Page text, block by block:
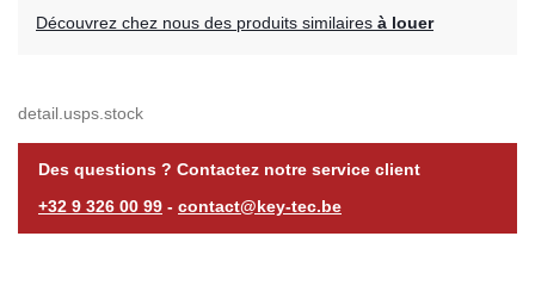
Découvrez chez nous des produits similaires à louer
detail.usps.stock
Des questions ? Contactez notre service client
+32 9 326 00 99 - contact@key-tec.be